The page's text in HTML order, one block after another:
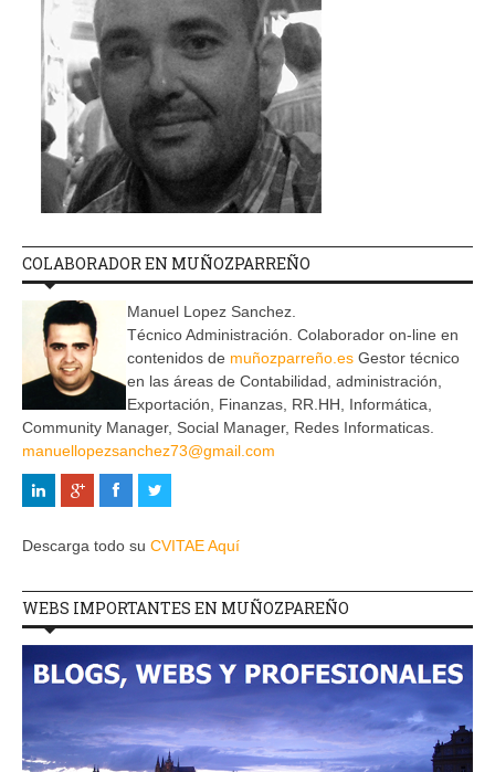
COLABORADOR EN MUÑOZPARREÑO
Manuel Lopez Sanchez.
Técnico Administración. Colaborador on-line en
contenidos de muñozparreño.es Gestor técnico
en las áreas de Contabilidad, administración,
Exportación, Finanzas, RR.HH, Informática,
Community Manager, Social Manager, Redes Informaticas.
manuellopezsanchez73@gmail.com
Descarga todo su CVITAE Aquí
WEBS IMPORTANTES EN MUÑOZPAREÑO